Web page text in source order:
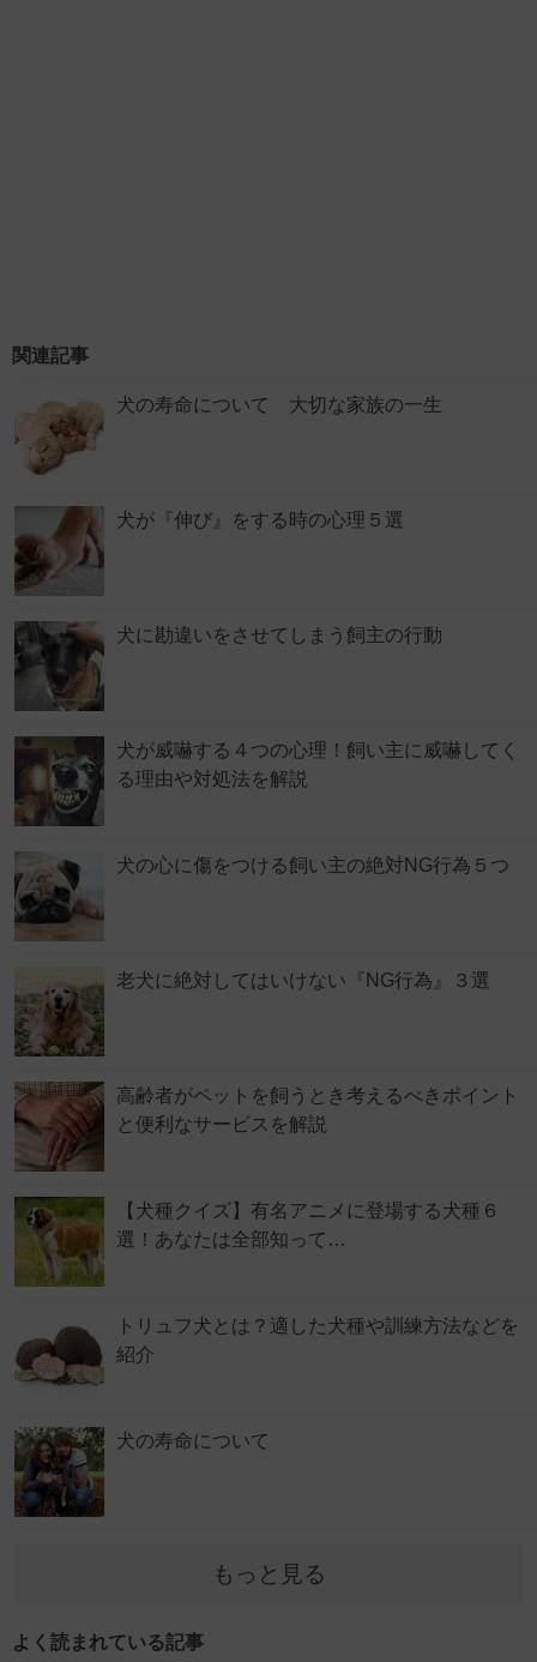
関連記事
犬の寿命について 大切な家族の一生
犬が『伸び』をする時の心理５選
犬に勘違いをさせてしまう飼主の行動
犬が威嚇する４つの心理！飼い主に威嚇してく
る理由や対処法を解説
犬の心に傷をつける飼い主の絶対NG行為５つ
老犬に絶対してはいけない『NG行為』３選
高齢者がペットを飼うとき考えるべきポイント
と便利なサービスを解説
【犬種クイズ】有名アニメに登場する犬種６
選！あなたは全部知って…
トリュフ犬とは？適した犬種や訓練方法などを
紹介
犬の寿命について
もっと見る
よく読まれている記事